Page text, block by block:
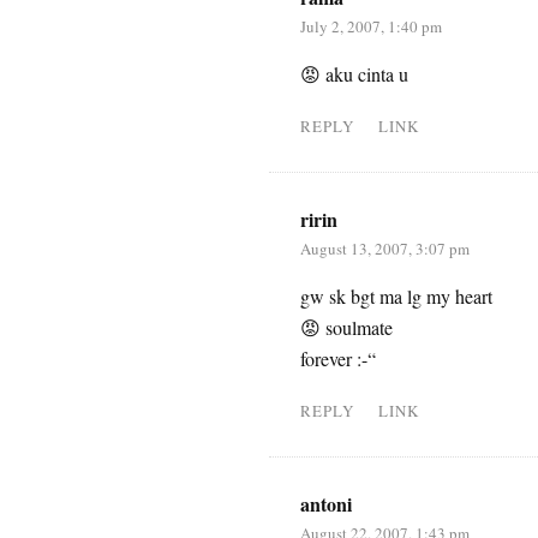
July 2, 2007, 1:40 pm
😡 aku cinta u
REPLY LINK
ririn
August 13, 2007, 3:07 pm
gw sk bgt ma lg my heart
😡 soulmate
forever :-“
REPLY LINK
antoni
August 22, 2007, 1:43 pm